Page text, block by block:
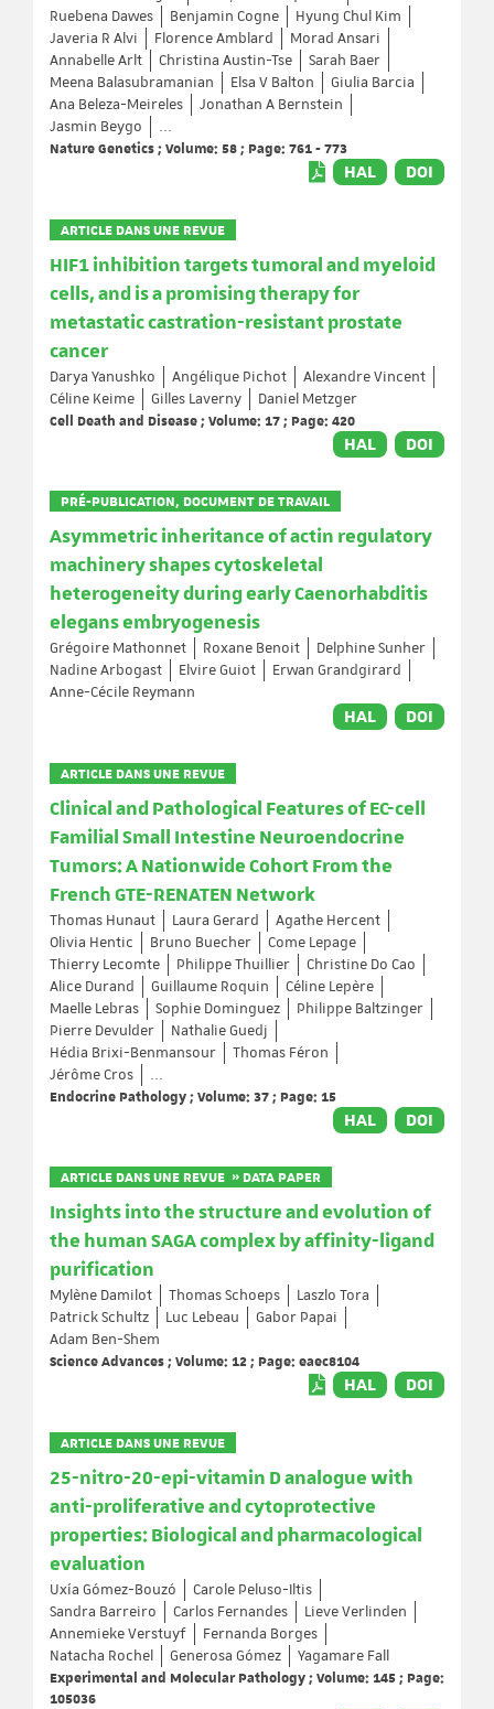
Ruebena Dawes
Benjamin Cogne
Hyung Chul Kim
Javeria R Alvi
Florence Amblard
Morad Ansari
Annabelle Arlt
Christina Austin-Tse
Sarah Baer
Meena Balasubramanian
Elsa V Balton
Giulia Barcia
Ana Beleza-Meireles
Jonathan A Bernstein
Jasmin Beygo
...
Nature Genetics ; Volume: 58 ; Page: 761 - 773
HAL DOI
ARTICLE DANS UNE REVUE
HIF1 inhibition targets tumoral and myeloid
cells, and is a promising therapy for
metastatic castration-resistant prostate
cancer
Darya Yanushko Angélique Pichot
Alexandre Vincent
Céline Keime
Gilles Laverny
Daniel Metzger
Cell Death and Disease ; Volume: 17 ; Page: 420
HAL DOI
PRÉ-PUBLICATION, DOCUMENT DE TRAVAIL
Asymmetric inheritance of actin regulatory
machinery shapes cytoskeletal
heterogeneity during early Caenorhabditis
elegans embryogenesis
Grégoire Mathonnet Roxane Benoit
Delphine Sunher
Nadine Arbogast
Elvire Guiot
Erwan Grandgirard
Anne-Cécile Reymann
HAL DOI
ARTICLE DANS UNE REVUE
Clinical and Pathological Features of EC-cell
Familial Small Intestine Neuroendocrine
Tumors: A Nationwide Cohort From the
French GTE-RENATEN Network
Thomas Hunaut Laura Gerard
Agathe Hercent
Olivia Hentic
Bruno Buecher
Come Lepage
Thierry Lecomte
Philippe Thuillier
Christine Do Cao
Alice Durand
Guillaume Roquin
Céline Lepère
Maelle Lebras
Sophie Dominguez
Philippe Baltzinger
Pierre Devulder
Nathalie Guedj
Hédia Brixi-Benmansour
Thomas Féron
Jérôme Cros
...
Endocrine Pathology ; Volume: 37 ; Page: 15
HAL DOI
ARTICLE DANS UNE REVUE » DATA PAPER
Insights into the structure and evolution of
the human SAGA complex by affinity-ligand
purification
Mylène Damilot Thomas Schoeps
Laszlo Tora
Patrick Schultz
Luc Lebeau
Gabor Papai
Adam Ben-Shem
Science Advances ; Volume: 12 ; Page: eaec8104
HAL DOI
ARTICLE DANS UNE REVUE
25-nitro-20-epi-vitamin D analogue with
anti-proliferative and cytoprotective
properties: Biological and pharmacological
evaluation
Uxía Gómez-Bouzó
Carole Peluso-Iltis
Sandra Barreiro
Carlos Fernandes
Lieve Verlinden
Annemieke Verstuyf
Fernanda Borges
Natacha Rochel
Generosa Gómez
Yagamare Fall
Experimental and Molecular Pathology ; Volume: 145 ; Page:
105036